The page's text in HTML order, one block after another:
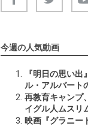
今週の人気動画
『明日の思い
ル・アルバート
再教育キャンプ
イグル人ムスリ
映画『グラニー